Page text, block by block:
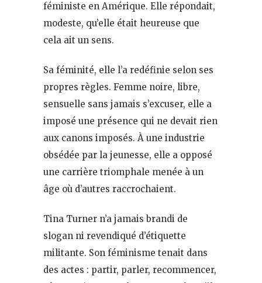
féministe en Amérique. Elle répondait,
modeste, qu’elle était heureuse que
cela ait un sens.
Sa féminité, elle l’a redéfinie selon ses
propres règles. Femme noire, libre,
sensuelle sans jamais s’excuser, elle a
imposé une présence qui ne devait rien
aux canons imposés. À une industrie
obsédée par la jeunesse, elle a opposé
une carrière triomphale menée à un
âge où d’autres raccrochaient.
Tina Turner n’a jamais brandi de
slogan ni revendiqué d’étiquette
militante. Son féminisme tenait dans
des actes : partir, parler, recommencer,